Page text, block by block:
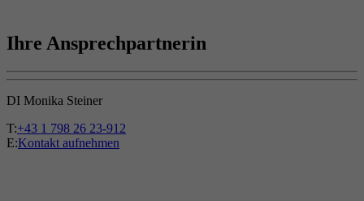
Ihre Ansprechpartnerin
DI Monika Steiner
T:+43 1 798 26 23-912
E:Kontakt aufnehmen